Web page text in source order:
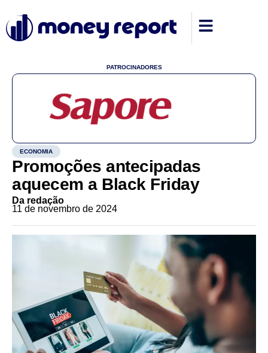
PATROCINADORES
ECONOMIA
Promoções antecipadas
aquecem a Black Friday
Da redação
11 de novembro de 2024